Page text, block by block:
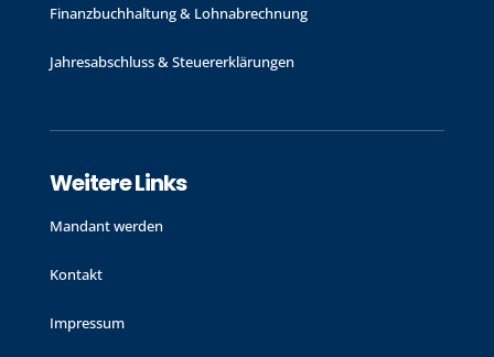
Finanzbuchhaltung & Lohnabrechnung
Jahres­abschluss & Steuer­erklärungen
Weitere Links
Mandant werden
Kontakt
Impressum